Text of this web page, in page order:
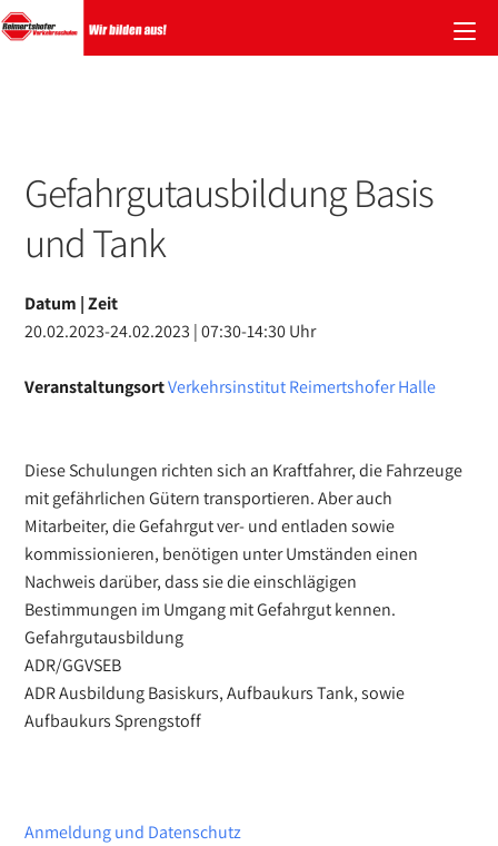
Zum
Inhalt
Gefahrgutausbildung Basis
und Tank
Datum | Zeit
20.02.2023-24.02.2023 | 07:30-14:30 Uhr
VeranstaltungsortVerkehrsinstitut Reimertshofer Halle
Diese Schulungen richten sich an Kraftfahrer, die Fahrzeuge
mit gefährlichen Gütern transportieren. Aber auch
Mitarbeiter, die Gefahrgut ver- und entladen sowie
kommissionieren, benötigen unter Umständen einen
Nachweis darüber, dass sie die einschlägigen
Bestimmungen im Umgang mit Gefahrgut kennen.
Gefahrgutausbildung
ADR/GGVSEB
ADR Ausbildung Basiskurs, Aufbaukurs Tank, sowie
Aufbaukurs Sprengstoff
Anmeldung und Datenschutz